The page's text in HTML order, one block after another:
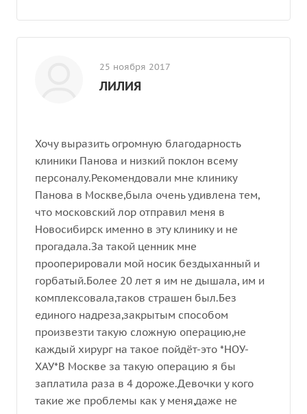
25 ноября 2017
ЛИЛИЯ
Хочу выразить огромную благодарность
клиники Панова и низкий поклон всему
персоналу.Рекомендовали мне клинику
Панова в Москве,была очень удивлена тем,
что московский лор отправил меня в
Новосибирск именно в эту клинику и не
прогадала.За такой ценник мне
прооперировали мой носик бездыханный и
горбатый.Более 20 лет я им не дышала, им и
комплексовала,таков страшен был.Без
единого надреза,закрытым способом
произвезти такую сложную операцию,не
каждый хирург на такое пойдёт-это *НОУ-
ХАУ*В Москве за такую операцию я бы
заплатила раза в 4 дороже.Девочки у кого
такие же проблемы как у меня,даже не